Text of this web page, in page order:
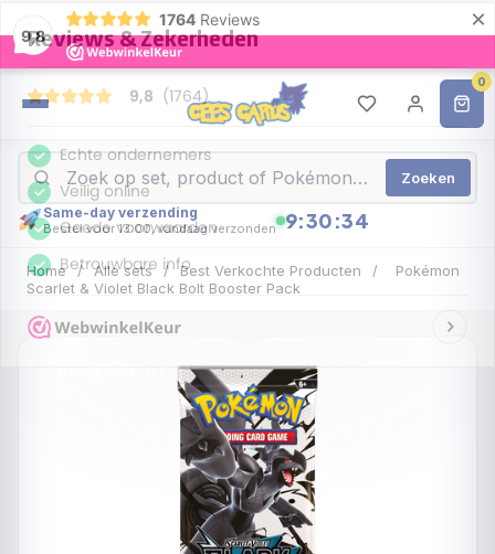
9,8
1764 Reviews ×
0
Zoeken
Same-day verzending
Bestel voor 13:00, vandaag verzonden 9:30:32
Home / Alle sets / Best Verkochte Producten /
Pokémon
Scarlet & Violet Black Bolt Booster Pack